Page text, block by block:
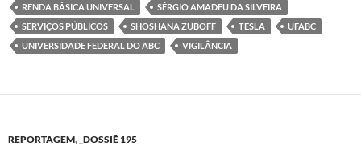
RENDA BÁSICA UNIVERSAL
SÉRGIO AMADEU DA SILVEIRA
SERVIÇOS PÚBLICOS
SHOSHANA ZUBOFF TESLA
UFABC
UNIVERSIDADE FEDERAL DO ABC
VIGILÂNCIA
REPORTAGEM, _DOSSIÊ 195